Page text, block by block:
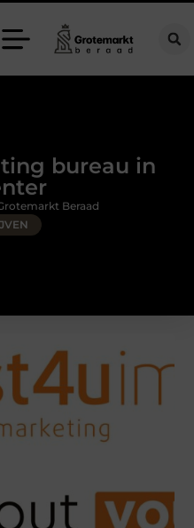
bureau in
Beraad